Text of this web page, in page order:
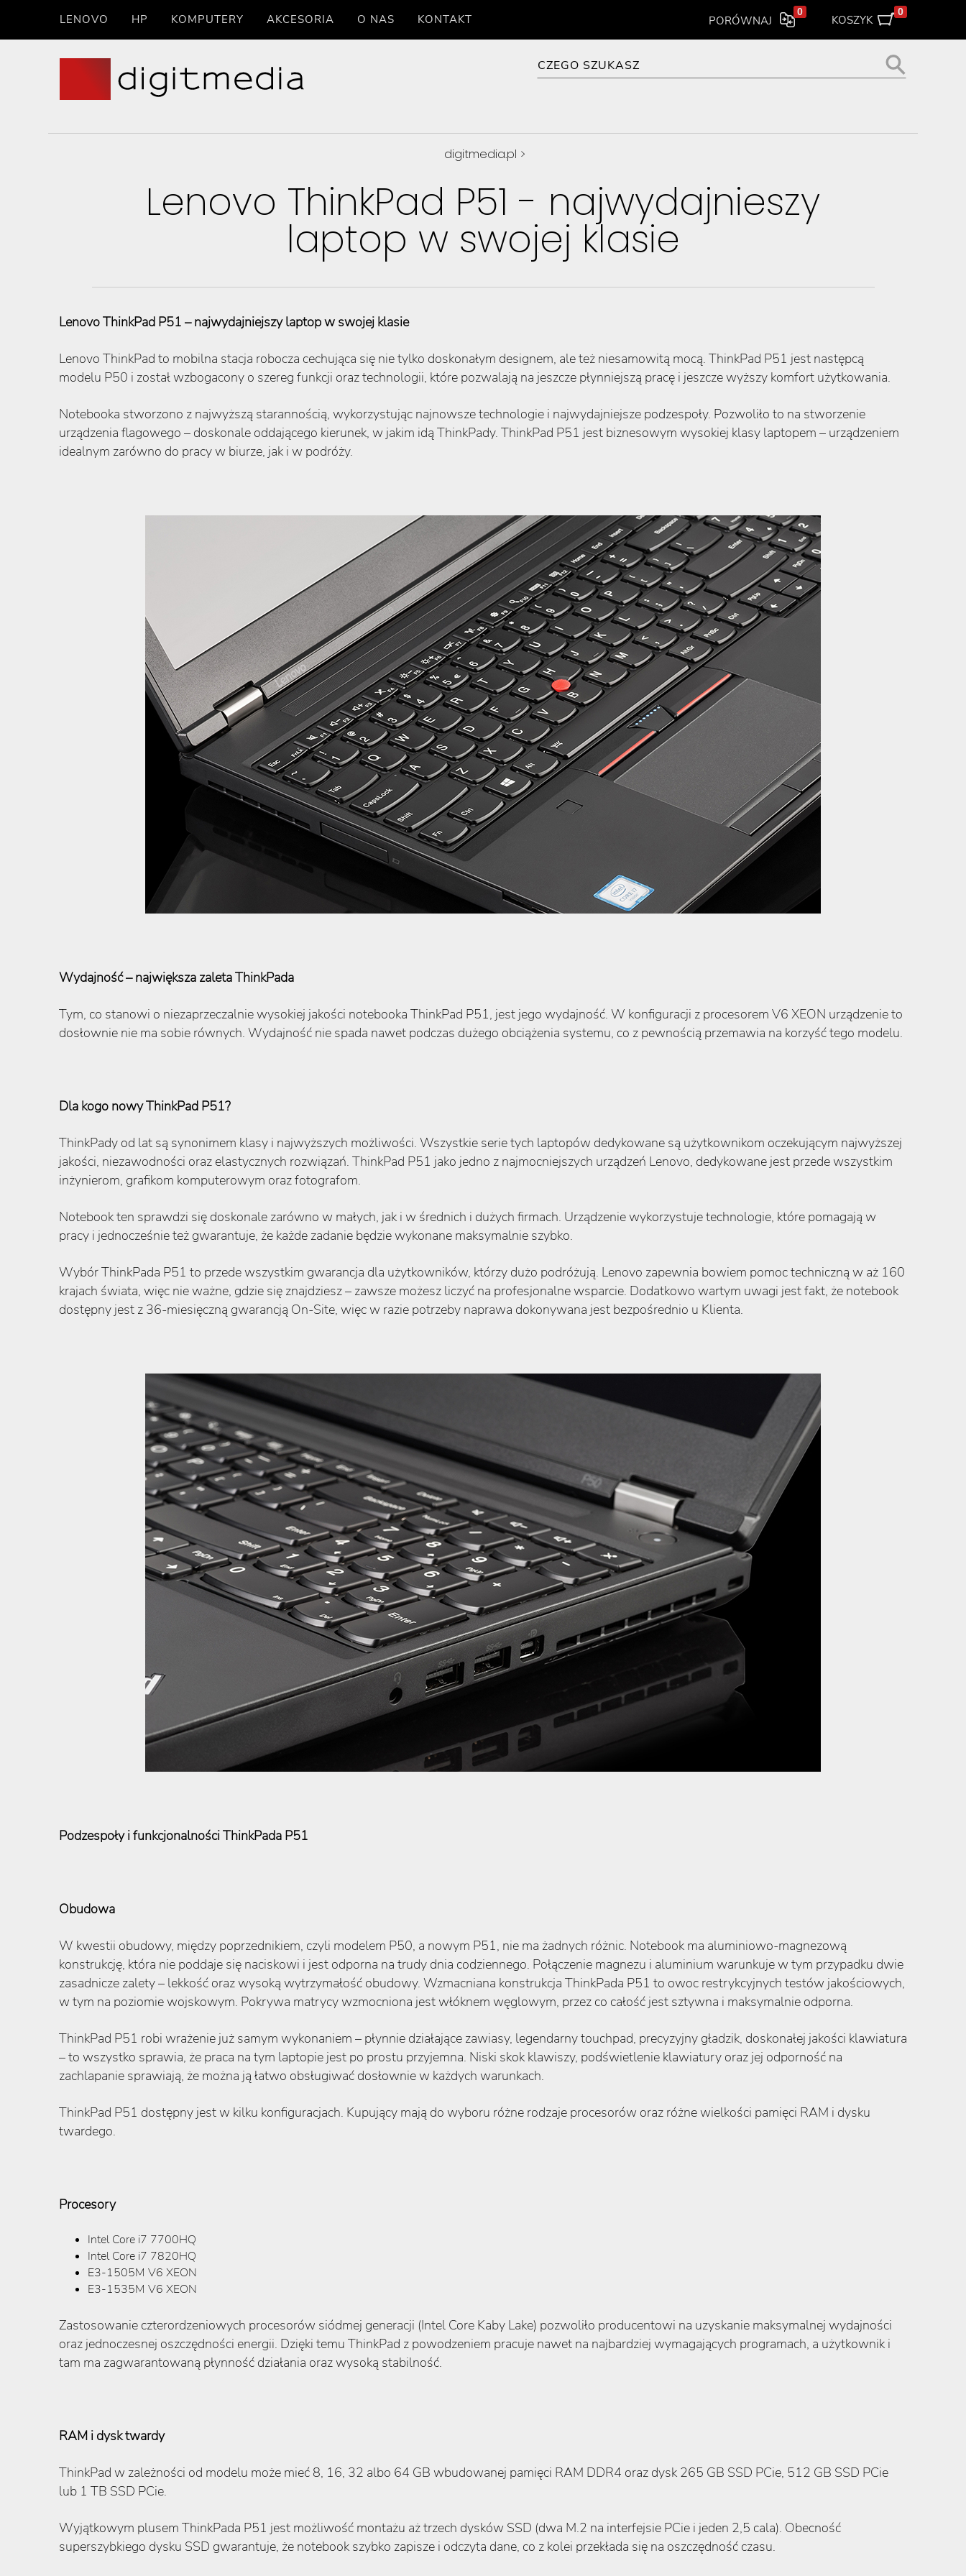
LENOVO HP KOMPUTERY AKCESORIA O NAS KONTAKT PORÓWNAJ
0
KOSZYK
0
digitmedia.pl >
Lenovo ThinkPad P51 - najwydajnieszy
laptop w swojej klasie
Lenovo ThinkPad P51 – najwydajniejszy laptop w swojej klasie
Lenovo ThinkPad to mobilna stacja robocza cechująca się nie tylko doskonałym designem, ale też niesamowitą mocą. ThinkPad P51 jest następcą
modelu P50 i został wzbogacony o szereg funkcji oraz technologii, które pozwalają na jeszcze płynniejszą pracę i jeszcze wyższy komfort użytkowania.
Notebooka stworzono z najwyższą starannością, wykorzystując najnowsze technologie i najwydajniejsze podzespoły. Pozwoliło to na stworzenie
urządzenia flagowego – doskonale oddającego kierunek, w jakim idą ThinkPady. ThinkPad P51 jest biznesowym wysokiej klasy laptopem – urządzeniem
idealnym zarówno do pracy w biurze, jak i w podróży.
Wydajność – największa zaleta ThinkPada
Tym, co stanowi o niezaprzeczalnie wysokiej jakości notebooka ThinkPad P51, jest jego wydajność. W konfiguracji z procesorem V6 XEON urządzenie to
dosłownie nie ma sobie równych. Wydajność nie spada nawet podczas dużego obciążenia systemu, co z pewnością przemawia na korzyść tego modelu.
Dla kogo nowy ThinkPad P51?
ThinkPady od lat są synonimem klasy i najwyższych możliwości. Wszystkie serie tych laptopów dedykowane są użytkownikom oczekującym najwyższej
jakości, niezawodności oraz elastycznych rozwiązań. ThinkPad P51 jako jedno z najmocniejszych urządzeń Lenovo, dedykowane jest przede wszystkim
inżynierom, grafikom komputerowym oraz fotografom.
Notebook ten sprawdzi się doskonale zarówno w małych, jak i w średnich i dużych firmach. Urządzenie wykorzystuje technologie, które pomagają w
pracy i jednocześnie też gwarantuje, że każde zadanie będzie wykonane maksymalnie szybko.
Wybór ThinkPada P51 to przede wszystkim gwarancja dla użytkowników, którzy dużo podróżują. Lenovo zapewnia bowiem pomoc techniczną w aż 160
krajach świata, więc nie ważne, gdzie się znajdziesz – zawsze możesz liczyć na profesjonalne wsparcie. Dodatkowo wartym uwagi jest fakt, że notebook
dostępny jest z 36-miesięczną gwarancją On-Site, więc w razie potrzeby naprawa dokonywana jest bezpośrednio u Klienta.
Podzespoły i funkcjonalności ThinkPada P51
Obudowa
W kwestii obudowy, między poprzednikiem, czyli modelem P50, a nowym P51, nie ma żadnych różnic. Notebook ma aluminiowo-magnezową
konstrukcję, która nie poddaje się naciskowi i jest odporna na trudy dnia codziennego. Połączenie magnezu i aluminium warunkuje w tym przypadku dwie
zasadnicze zalety – lekkość oraz wysoką wytrzymałość obudowy. Wzmacniana konstrukcja ThinkPada P51 to owoc restrykcyjnych testów jakościowych,
w tym na poziomie wojskowym. Pokrywa matrycy wzmocniona jest włóknem węglowym, przez co całość jest sztywna i maksymalnie odporna.
ThinkPad P51 robi wrażenie już samym wykonaniem – płynnie działające zawiasy, legendarny touchpad, precyzyjny gładzik, doskonałej jakości klawiatura
– to wszystko sprawia, że praca na tym laptopie jest po prostu przyjemna. Niski skok klawiszy, podświetlenie klawiatury oraz jej odporność na
zachlapanie sprawiają, że można ją łatwo obsługiwać dosłownie w każdych warunkach.
ThinkPad P51 dostępny jest w kilku konfiguracjach. Kupujący mają do wyboru różne rodzaje procesorów oraz różne wielkości pamięci RAM i dysku
twardego.
Procesory
Intel Core i7 7700HQ
Intel Core i7 7820HQ
E3-1505M V6 XEON
E3-1535M V6 XEON
Zastosowanie czterordzeniowych procesorów siódmej generacji (Intel Core Kaby Lake) pozwoliło producentowi na uzyskanie maksymalnej wydajności
oraz jednoczesnej oszczędności energii. Dzięki temu ThinkPad z powodzeniem pracuje nawet na najbardziej wymagających programach, a użytkownik i
tam ma zagwarantowaną płynność działania oraz wysoką stabilność.
RAM i dysk twardy
ThinkPad w zależności od modelu może mieć 8, 16, 32 albo 64 GB wbudowanej pamięci RAM DDR4 oraz dysk 265 GB SSD PCie, 512 GB SSD PCie
lub 1 TB SSD PCie.
Wyjątkowym plusem ThinkPada P51 jest możliwość montażu aż trzech dysków SSD (dwa M.2 na interfejsie PCie i jeden 2,5 cala). Obecność
superszybkiego dysku SSD gwarantuje, że notebook szybko zapisze i odczyta dane, co z kolei przekłada się na oszczędność czasu.